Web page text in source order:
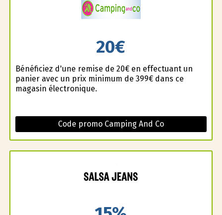
20€
Bénéficiez d'une remise de 20€ en effectuant un
panier avec un prix minimum de 399€ dans ce
magasin électronique.
Code promo Camping And Co